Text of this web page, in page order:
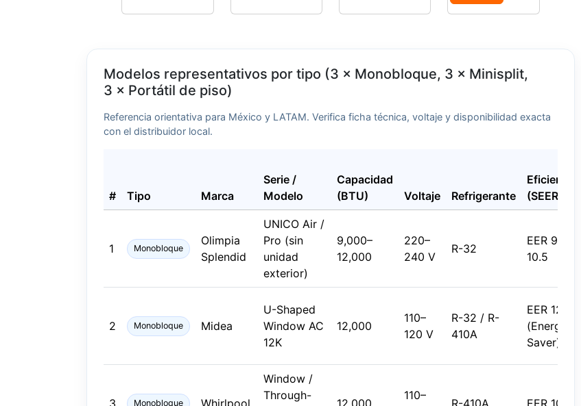
Modelos representativos por tipo (3 × Monobloque, 3 × Minisplit,
3 × Portátil de piso)
Referencia orientativa para México y LATAM. Verifica ficha técnica, voltaje y disponibilidad exacta
con el distribuidor local.
# Tipo Marca
Serie /
Modelo
Capacidad
(BTU)
Voltaje Refrigerante
Eficiencia
(SEER/EER)
1 Monobloque
Olimpia
Splendid
UNICO Air /
Pro (sin
unidad
exterior)
9,000–
12,000
220–
240 V
R-32
EER 9.5–
10.5
2 Monobloque Midea
U-Shaped
Window AC
12K
12,000
110–
120 V
R-32 / R-
410A
EER 12+
(Energy
Saver)
Monobloque
Window /
Through-
110–